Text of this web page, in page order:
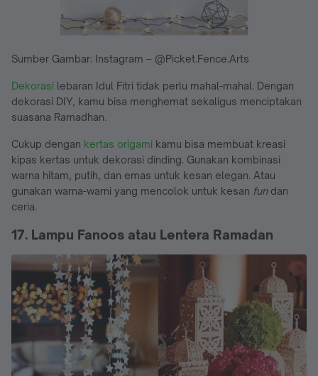
Sumber Gambar: Instagram – @Picket.Fence.Arts
Dekorasi lebaran Idul Fitri tidak perlu mahal-mahal. Dengan
dekorasi DIY, kamu bisa menghemat sekaligus menciptakan
suasana Ramadhan.
Cukup dengan kertas origami kamu bisa membuat kreasi
kipas kertas untuk dekorasi dinding. Gunakan kombinasi
warna hitam, putih, dan emas untuk kesan elegan. Atau
gunakan warna-warni yang mencolok untuk kesan fundan
ceria.
17. Lampu Fanoos atau Lentera Ramadan